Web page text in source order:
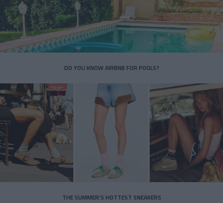
DO YOU KNOW AIRBNB FOR POOLS?
THE SUMMER’S HOTTEST SNEAKERS